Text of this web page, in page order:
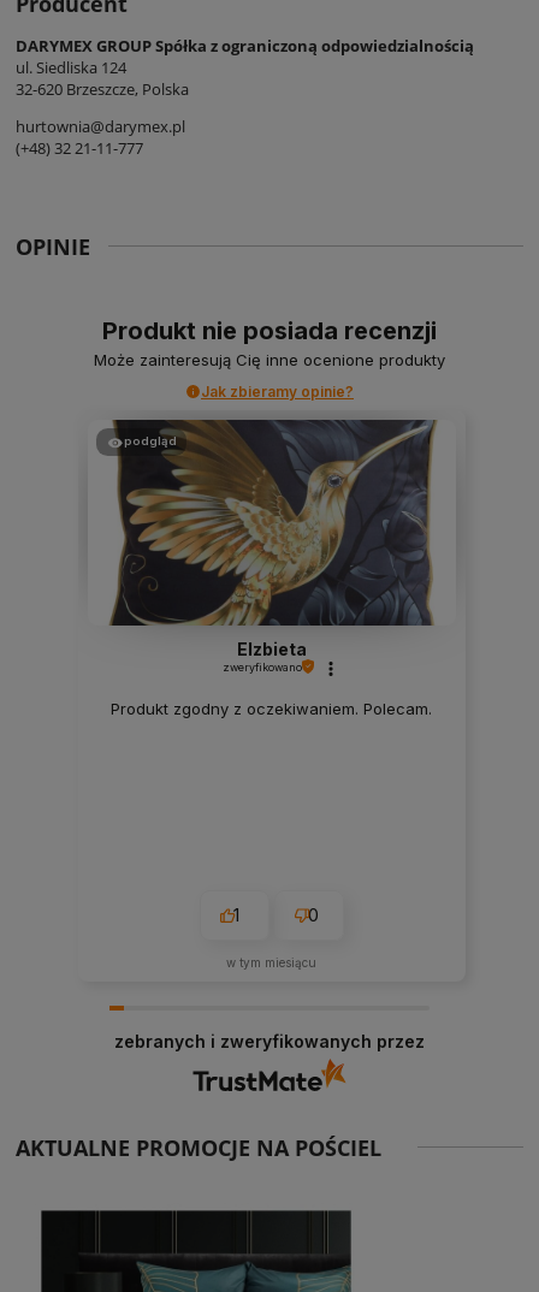
DARYMEX GROUP Spółka z ograniczoną odpowiedzialnością
ul. Siedliska 124
32-620 Brzeszcze, Polska
hurtownia@darymex.pl
(+48) 32 21-11-777
OPINIE
Produkt nie posiada recenzji
Może zainteresują Cię inne ocenione produkty
Jak zbieramy opinie?
podgląd
Elzbieta
zweryfikowano
Produkt zgodny z oczekiwaniem. Polecam.
1 0
w tym miesiącu
zebranych i zweryfikowanych przez
AKTUALNE PROMOCJE NA POŚCIEL